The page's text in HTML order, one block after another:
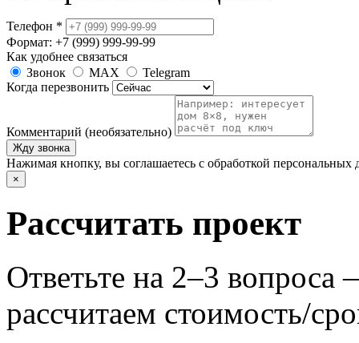
Телефон *
Формат: +7 (999) 999-99-99
Как удобнее связаться
Звонок
MAX
Telegram
Когда перезвонить
Комментарий (необязательно)
Жду звонка
Нажимая кнопку, вы соглашаетесь с обработкой персональных
×
Рассчитать проект
Ответьте на 2–3
рассчитаем стоимость/